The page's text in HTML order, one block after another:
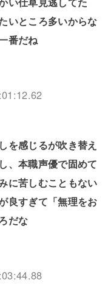
いところ多いからな
番だね
を感じるが吹き替え
、本職声優で固めて
に苦しむこともない
良すぎて「無理をお
だな